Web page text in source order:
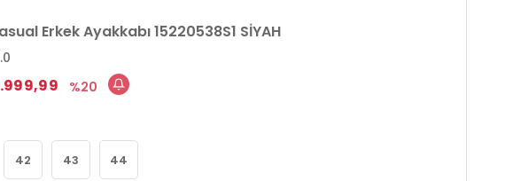
Erkek Ayakkabı 15220538S1 SİYAH
20
42 43 44